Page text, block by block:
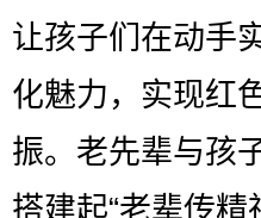
让孩子们在动手
化魅力，实现红
振。老先辈与孩
搭建起“老辈传